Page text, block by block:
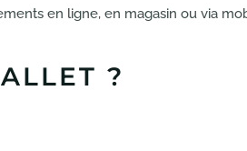
en ligne, en magasin ou via
?